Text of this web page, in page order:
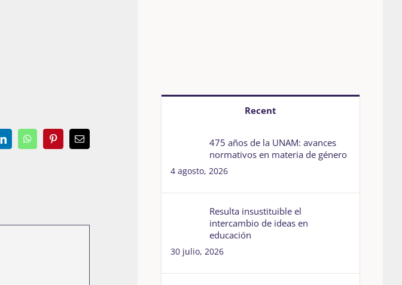
LinkedInWhatsAppPinterestEmail
Recent
475 años de la UNAM: avances
normativos en materia de género
4 agosto, 2026
Resulta insustituible el
intercambio de ideas en
educación
30 julio, 2026